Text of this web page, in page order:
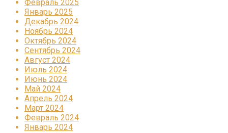
Февраль 2025
Январь 2025
Декабрь 2024
Ноябрь 2024
Октябрь 2024
Сентябрь 2024
Август 2024
Июль 2024
Июнь 2024
Май 2024
Апрель 2024
Март 2024
Февраль 2024
Январь 2024